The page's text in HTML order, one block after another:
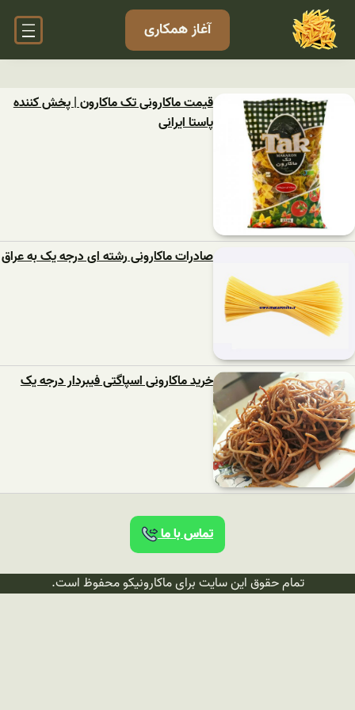
آغاز همکاری
قیمت ماکارونی تک ماکارون | پخش کننده
پاستا ایرانی
صادرات ماکارونی رشته ای درجه یک به عراق
خرید ماکارونی اسپاگتی فیبردار درجه یک
تماس با ما
تمام حقوق این سایت برای ماکارونیکو محفوظ است.